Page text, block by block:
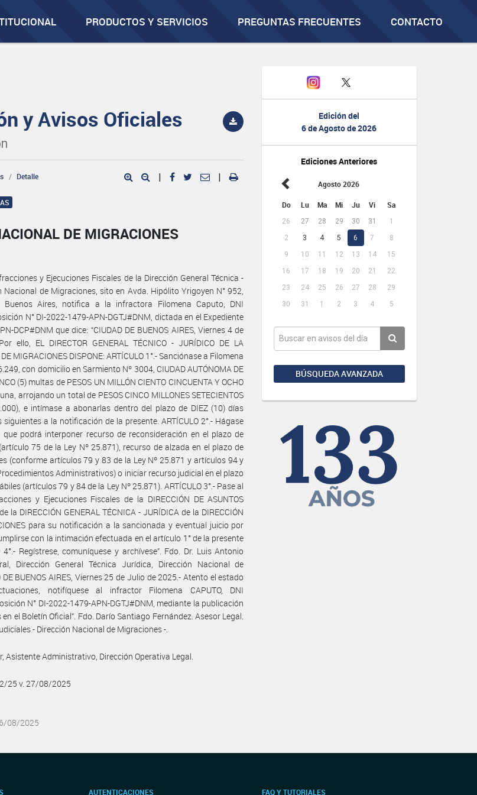
PRODUCTOS Y SERVICIOS PREGUNTAS FRECUENTES CONTACTO
Edición del
6 de Agosto de 2026
Ediciones Anteriores
Agosto 2026
Do Lu Ma Mi Ju Vi Sa
26 27 28 29 30 31
1
2
3 4 5 6 7
8
9
10 11 12 13 14
15
16
17 18 19 20 21
22
23
24 25 26 27 28
29
30
31 1 2 3 4 5
BÚSQUEDA AVANZADA
y Avisos Oficiales
Detalle | |
DE MIGRACIONES
y Ejecuciones Fiscales de la Dirección General Técnica -
de Migraciones, sito en Avda. Hipólito Yrigoyen N° 952,
Buenos Aires, notifica a la infractora Filomena Caputo, DNI
N° DI-2022-1479-APN-DGTJ#DNM, dictada en el Expediente
DCP#DNM que dice: “CIUDAD DE BUENOS AIRES, Viernes 4 de
ello, EL DIRECTOR GENERAL TÉCNICO - JURÍDICO DE LA
MIGRACIONES DISPONE: ARTÍCULO 1°.- Sanciónase a Filomena
con domicilio en Sarmiento Nº 3004, CIUDAD AUTÓNOMA DE
(5) multas de PESOS UN MILLÓN CIENTO CINCUENTA Y OCHO
arrojando un total de PESOS CINCO MILLONES SETECIENTOS
e intímase a abonarlas dentro del plazo de DIEZ (10) días
a la notificación de la presente. ARTÍCULO 2°.- Hágase
podrá interponer recurso de reconsideración en el plazo de
75 de la Ley Nº 25.871), recurso de alzada en el plazo de
(conforme artículos 79 y 83 de la Ley Nº 25.871 y artículos 94 y
Administrativos) o iniciar recurso judicial en el plazo
(artículos 79 y 84 de la Ley Nº 25.871). ARTÍCULO 3°.- Pase al
y Ejecuciones Fiscales de la DIRECCIÓN DE ASUNTOS
la DIRECCIÓN GENERAL TÉCNICA - JURÍDICA de la DIRECCIÓN
para su notificación a la sancionada y eventual juicio por
con la intimación efectuada en el artículo 1° de la presente
4°.- Regístrese, comuníquese y archívese”. Fdo. Dr. Luis Antonio
Dirección General Técnica Jurídica, Dirección Nacional de
DE BUENOS AIRES, Viernes 25 de Julio de 2025.- Atento el estado
notifíquese al infractor Filomena CAPUTO, DNI
N° DI-2022-1479-APN-DGTJ#DNM, mediante la publicación
el Boletín Oficial”. Fdo. Darío Santiago Fernández. Asesor Legal.
- Dirección Nacional de Migraciones -.
Asistente Administrativo, Dirección Operativa Legal.
25 v. 27/08/2025
08/2025
AUTENTICACIONES FAQ Y TUTORIALES